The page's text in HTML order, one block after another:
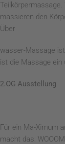
massieren den
Über
wasser-Massage
ist die Massage ein
2.OG Ausstellung
Für ein Ma-Ximum
macht das: